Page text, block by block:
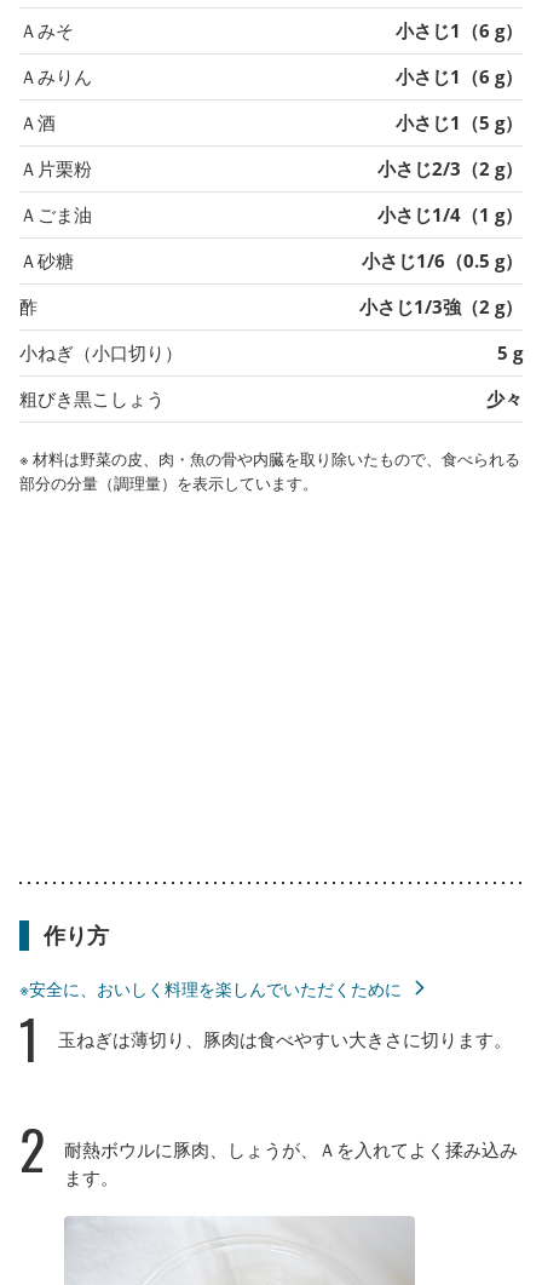
Ａみそ
小さじ1（6 g）
Ａみりん
小さじ1（6 g）
Ａ酒
小さじ1（5 g）
Ａ片栗粉
小さじ2/3（2 g）
Ａごま油
小さじ1/4（1 g）
Ａ砂糖
小さじ1/6（0.5 g）
酢
小さじ1/3強（2 g）
小ねぎ（小口切り）
5 g
粗びき黒こしょう
少々
※ 材料は野菜の皮、肉・魚の骨や内臓を取り除いたもので、食べられる
部分の分量（調理量）を表示しています。
作り方
※安全に、おいしく料理を楽しんでいただくために
1 玉ねぎは薄切り、豚肉は食べやすい大きさに切ります。
2
耐熱ボウルに豚肉、しょうが、Ａを入れてよく揉み込み
ます。